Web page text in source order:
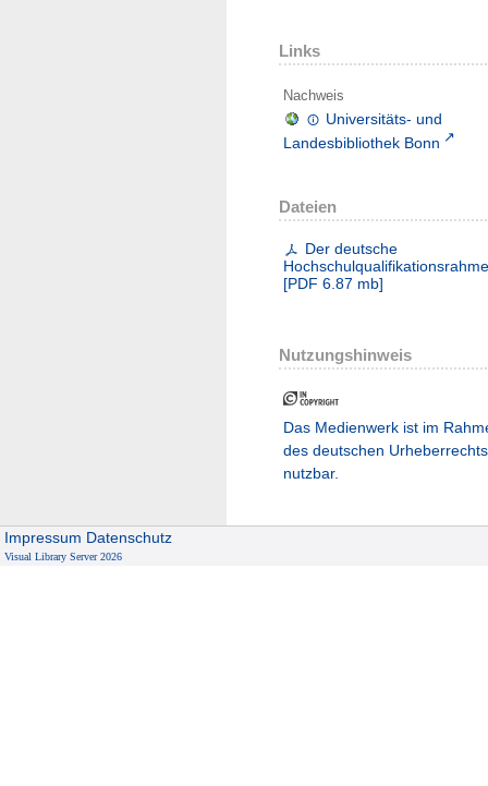
Links
Nachweis
Universitäts- und
Landesbibliothek Bonn
Dateien
Der deutsche
[PDF 6.87 mb]
Nutzungshinweis
Das Medienwerk ist im
des deutschen Urheberrechts
nutzbar.
Impressum Datenschutz
Visual Library Server 2026